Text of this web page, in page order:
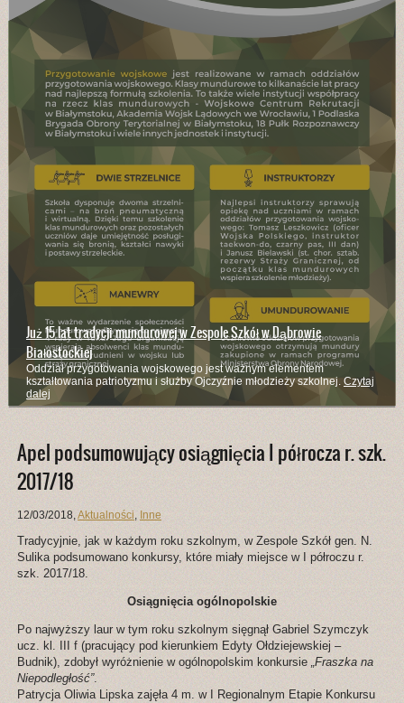
Branżowa Szkoła I Stopnia kształci w wielu zawodach
Kucharze, mechanicy pojazdów samochodowych, stolarze, rolnicy,
murarze - to zaledwie część z zawodów w których kształci szkołaCzytaj
dalej
Apel podsumowujący osiągnięcia I półrocza r. szk.
2017/18
12/03/2018,Aktualności, Inne
Tradycyjnie, jak w każdym roku szkolnym, w Zespole Szkół gen. N.
Sulika podsumowano konkursy, które miały miejsce w I półroczu r.
szk. 2017/18.
Osiągnięcia ogólnopolskie
Po najwyższy laur w tym roku szkolnym sięgnął Gabriel Szymczyk
ucz. kl. III f (pracujący pod kierunkiem Edyty Ołdziejewskiej –
Budnik), zdobył wyróżnienie w ogólnopolskim konkursie „Fraszka na
Niepodległość”.
Patrycja Oliwia Lipska zajęła 4 m. w I Regionalnym Etapie Konkursu